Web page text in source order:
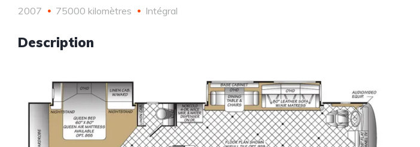
2007 75000 kilomètres Intégral
Description